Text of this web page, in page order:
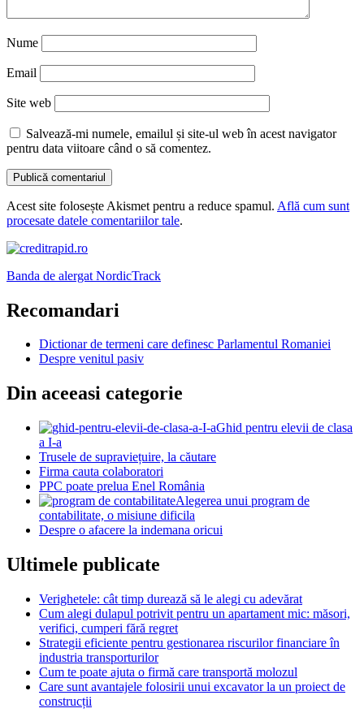
Nume
Email
Site web
Salvează-mi numele, emailul și site-ul web în acest navigator
pentru data viitoare când o să comentez.
Acest site folosește Akismet pentru a reduce spamul. Află cum sunt
procesate datele comentariilor tale.
Banda de alergat NordicTrack
Recomandari
Dictionar de termeni care definesc Parlamentul Romaniei
Despre venitul pasiv
Din aceeasi categorie
Ghid pentru elevii de clasa
a I-a
Trusele de supraviețuire, la căutare
Firma cauta colaboratori
PPC poate prelua Enel România
Alegerea unui program de
contabilitate, o misiune dificila
Despre o afacere la indemana oricui
Ultimele publicate
Verighetele: cât timp durează să le alegi cu adevărat
Cum alegi dulapul potrivit pentru un apartament mic: măsori,
verifici, cumperi fără regret
Strategii eficiente pentru gestionarea riscurilor financiare în
industria transporturilor
Cum te poate ajuta o firmă care transportă molozul
Care sunt avantajele folosirii unui excavator la un proiect de
construcții